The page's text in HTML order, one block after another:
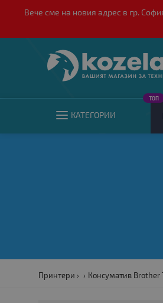
Вече сме на новия адрес в гр.
КАТЕГОРИИ
ТОП
Принтери Консуматив Brother